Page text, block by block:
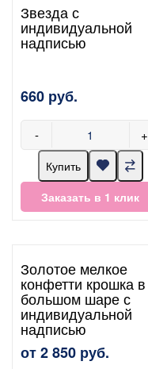
Звезда с
индивидуальной
надписью
660 руб.
- +
Купить
Заказать в 1 клик
Золотое мелкое
конфетти крошка в
большом шаре с
индивидуальной
надписью
от 2 850 руб.